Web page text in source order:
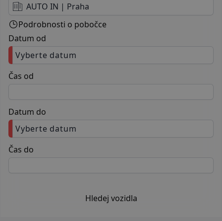
AUTO IN | Praha
Podrobnosti o pobočce
Datum od
Vyberte datum
Čas od
Datum do
Vyberte datum
Čas do
Hledej vozidla